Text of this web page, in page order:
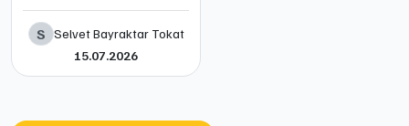
S Selvet Bayraktar Tokat
15.07.2026